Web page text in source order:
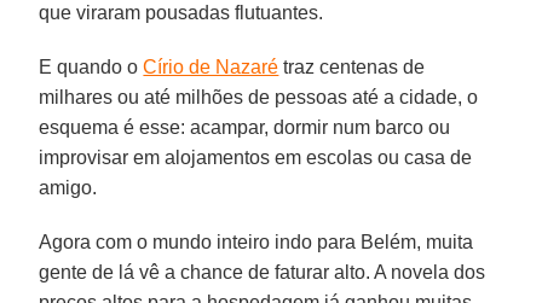
que viraram pousadas flutuantes.
E quando oCírio de Nazaré traz centenas de
milhares ou até milhões de pessoas até a cidade, o
esquema é esse: acampar, dormir num barco ou
improvisar em alojamentos em escolas ou casa de
amigo.
Agora com o mundo inteiro indo para Belém, muita
gente de lá vê a chance de faturar alto. A novela dos